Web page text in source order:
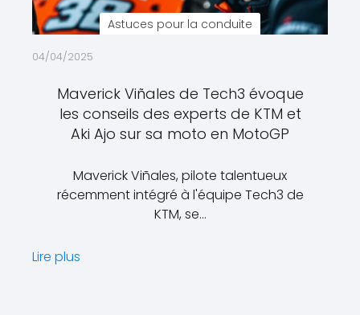
Astuces pour la conduite
04/04/2025
Maverick Viñales de Tech3 évoque
les conseils des experts de KTM et
Aki Ajo sur sa moto en MotoGP
Maverick Viñales, pilote talentueux
récemment intégré à l'équipe Tech3 de
KTM, se…
Lire plus